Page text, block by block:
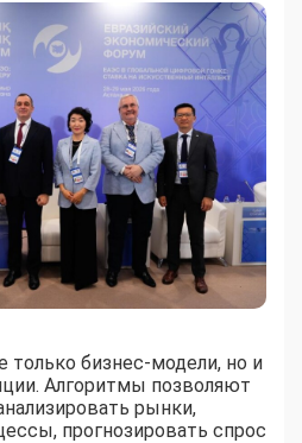
только бизнес-модели, но и
Алгоритмы позволяют
рынки,
прогнозировать спрос